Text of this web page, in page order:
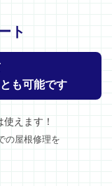
ト
も可能です
えます！
の屋根修理を